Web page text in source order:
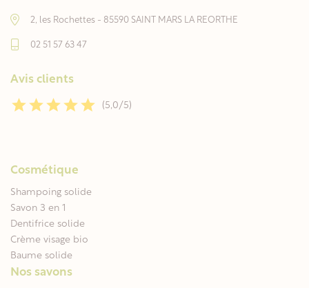
2, les Rochettes - 85590 SAINT MARS LA REORTHE
02 51 57 63 47
Avis clients
(5,0/5)
Cosmétique
Shampoing solide
Savon 3 en 1
Dentifrice solide
Crème visage bio
Baume solide
Nos savons